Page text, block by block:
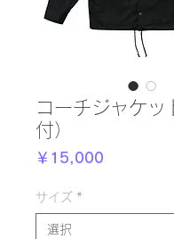
コーチジャケッ
付）
￥15,000
サイズ *